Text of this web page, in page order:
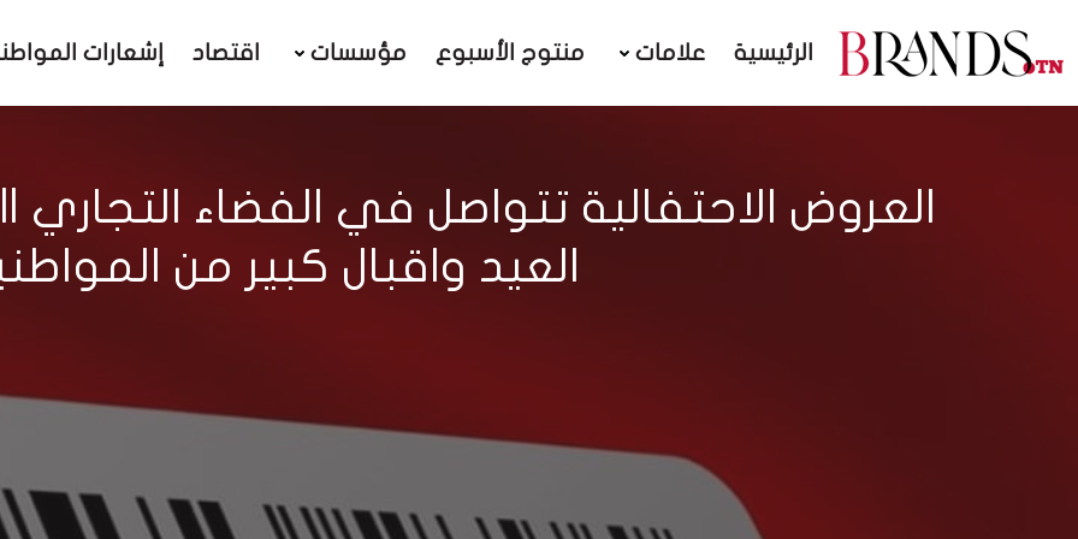
الرئيسية علامات منتوج الأسبوع مؤسسات اقتصاد إشعارات
العيد واقبال كبير من